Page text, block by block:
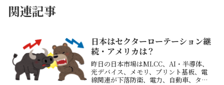
関連記事
日本はセクターローテーション継
続・アメリカは？
昨日の日本市場はMLCC、AI・半導体、
光デバイス、メモリ、プリント基板、電
線関連が下落防衛、電力、自動車、タイ